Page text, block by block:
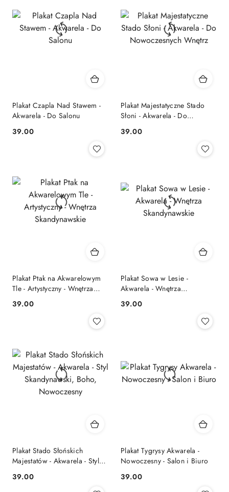
Plakat Czapla Nad Stawem -
Akwarela - Do Salonu
Cena:
39.00
Plakat Majestatyczne Stado
Słoni - Akwarela - Do
Cena:
39.00
Plakat Ptak na Akwarelowym
Tle - Artystyczny - Wnętrza
Cena:
39.00
Plakat Sowa w Lesie -
Akwarela - Wnętrza
Cena:
39.00
Plakat Stado Słońskich
Majestatów - Akwarela - Styl
Nowoczesny
Cena:
39.00
Plakat Tygrysy Akwarela -
Nowoczesny - Salon i Biuro
Cena:
39.00